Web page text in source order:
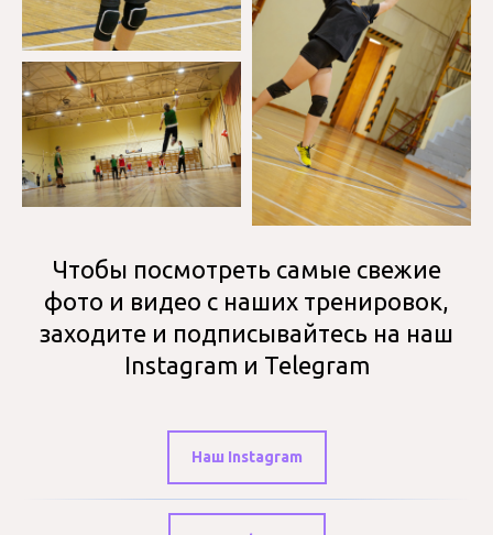
Чтобы посмотреть самые свежие
фото и видео с наших тренировок,
заходите и подписывайтесь на наш
Instagram и Telegram
Наш Instagram